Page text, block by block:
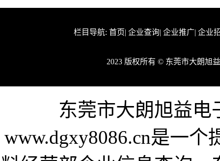
栏目导航: 首页| 企业查询| 企业推广| 企业
2023 版权所有 © 东莞市大朗旭
东莞市大朗旭益
www.dgxy8086.cn是一